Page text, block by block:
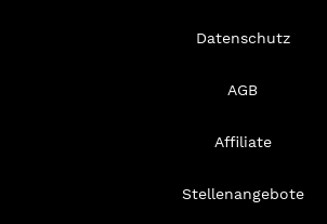
Datenschutz
AGB
Affiliate
Stellenangebote